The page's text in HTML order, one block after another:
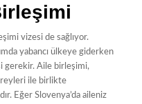
vizesi de sağlıyor.
yabancı ülkeye giderken
gerekir. Aile birleşimi,
ile birlikte
Eğer Slovenya’da aileniz